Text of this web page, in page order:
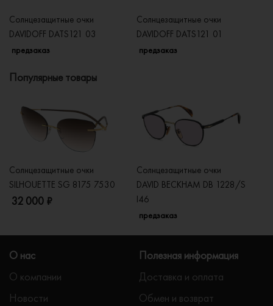
Солнцезащитные очки
DAVIDOFF DATS121 03
предзаказ
Солнцезащитные очки
DAVIDOFF DATS121 01
предзаказ
Популярные товары
Солнцезащитные очки
SILHOUETTE SG 8175 7530
32 000 ₽
Солнцезащитные очки
DAVID BECKHAM DB 1228/S
I46
предзаказ
О нас
О компании
Новости
Полезная информация
Доставка и оплата
Обмен и возврат